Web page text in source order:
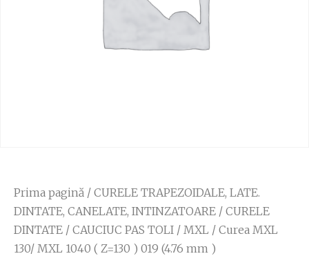
Prima pagină / CURELE TRAPEZOIDALE, LATE.
DINTATE, CANELATE, INTINZATOARE / CURELE
DINTATE / CAUCIUC PAS TOLI / MXL / Curea MXL
130/ MXL 1040 ( Z=130 ) 019 (4.76 mm )